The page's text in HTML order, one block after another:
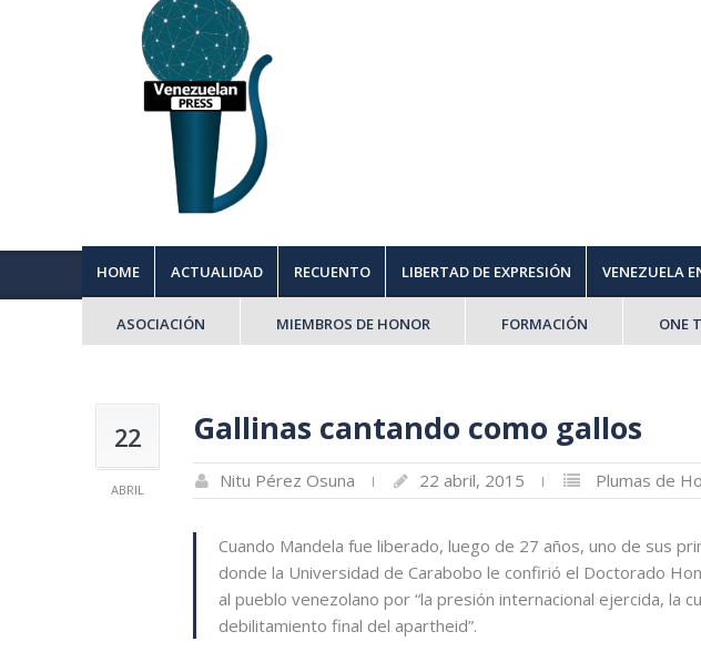
HOME ACTUALIDAD RECUENTO LIBERTAD DE EXPRESIÓN VENEZUELA
ASOCIACIÓN MIEMBROS DE HONOR FORMACIÓN ONE
22
ABRIL
Gallinas cantando como gallos
Nitu Pérez Osuna 22 abril, 2015 Plumas de
Cuando Mandela fue liberado, luego de 27 años, uno de sus
donde la Universidad de Carabobo le confirió el Doctorado
al pueblo venezolano por “la presión internacional ejercida, la
debilitamiento final del apartheid”.